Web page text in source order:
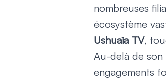
nombreuses
écosystème
Ushuaïa TV,
Au-delà de son
engagements